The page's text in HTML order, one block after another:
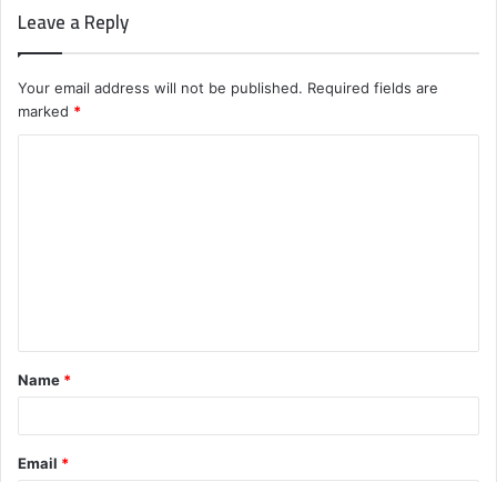
Leave a Reply
Your email address will not be published. Required fields are
marked *
t
*
Name *
Email *